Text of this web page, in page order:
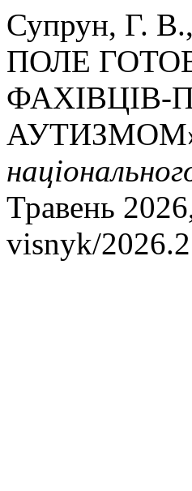
Супрун, Г.
ПОЛЕ
ФАХІВЦІВ-
Травень
visnyk/